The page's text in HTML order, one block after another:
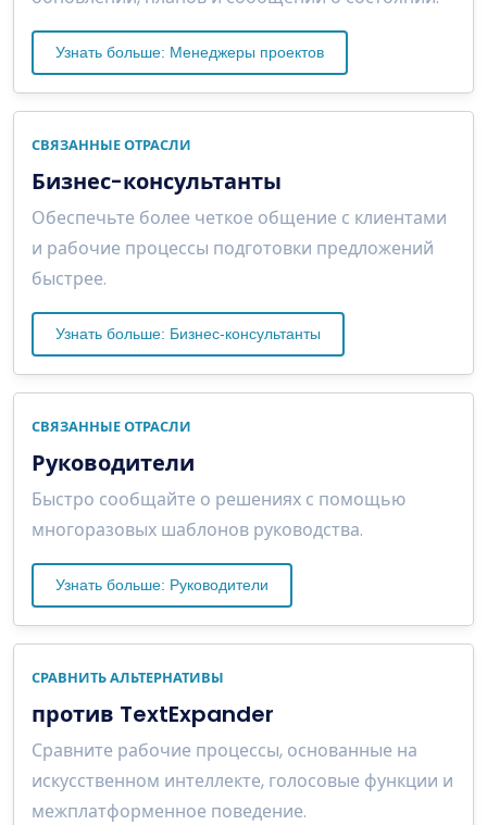
Узнать больше: Менеджеры проектов
СВЯЗАННЫЕ ОТРАСЛИ
Бизнес-консультанты
Обеспечьте более четкое общение с клиентами
и рабочие процессы подготовки предложений
быстрее.
Узнать больше: Бизнес-консультанты
СВЯЗАННЫЕ ОТРАСЛИ
Руководители
Быстро сообщайте о решениях с помощью
многоразовых шаблонов руководства.
Узнать больше: Руководители
СРАВНИТЬ АЛЬТЕРНАТИВЫ
против TextExpander
Сравните рабочие процессы, основанные на
искусственном интеллекте, голосовые функции и
межплатформенное поведение.